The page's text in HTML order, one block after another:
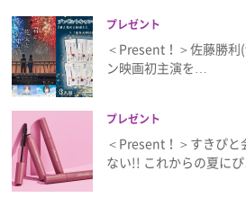
お問い合わせ
プレゼント
＜Present！＞佐藤勝
ン映画初主演を…
プレゼント
＜Present！＞すきぴ
ない!! これからの夏に